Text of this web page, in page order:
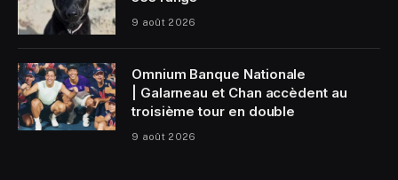
9 août 2026
Omnium Banque Nationale
| Galarneau et Chan accèdent au
troisième tour en double
9 août 2026